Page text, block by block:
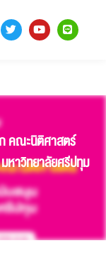
คณะนิติศาสตร์
หาวิทยาลัยศรีปทุม